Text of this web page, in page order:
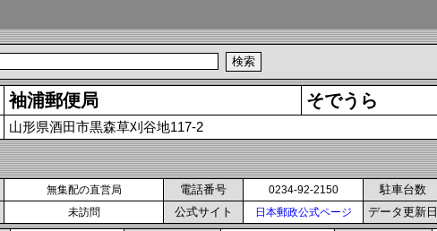
袖浦郵便局 そでうら
山形県酒田市黒森草刈谷地117-2
無集配の直営局 電話番号 0234-92-2150 駐車台数
未訪問 公式サイト 日本郵政公式ページ データ更新日